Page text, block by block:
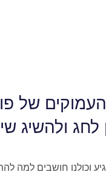
של
ולהשיג
וכולנו חושבים